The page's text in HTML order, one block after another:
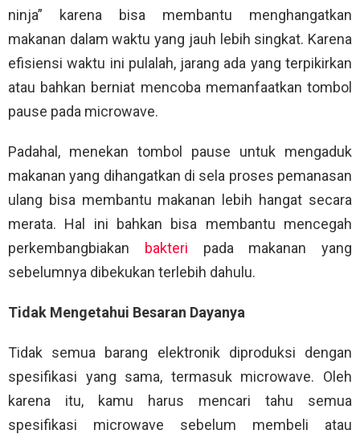
ninja” karena bisa membantu menghangatkan
makanan dalam waktu yang jauh lebih singkat. Karena
efisiensi waktu ini pulalah, jarang ada yang terpikirkan
atau bahkan berniat mencoba memanfaatkan tombol
pause pada microwave.
Padahal, menekan tombol pause untuk mengaduk
makanan yang dihangatkan di sela proses pemanasan
ulang bisa membantu makanan lebih hangat secara
merata. Hal ini bahkan bisa membantu mencegah
perkembangbiakan bakteri pada makanan yang
sebelumnya dibekukan terlebih dahulu.
Tidak Mengetahui Besaran Dayanya
Tidak semua barang elektronik diproduksi dengan
spesifikasi yang sama, termasuk microwave. Oleh
karena itu, kamu harus mencari tahu semua
spesifikasi microwave sebelum membeli atau